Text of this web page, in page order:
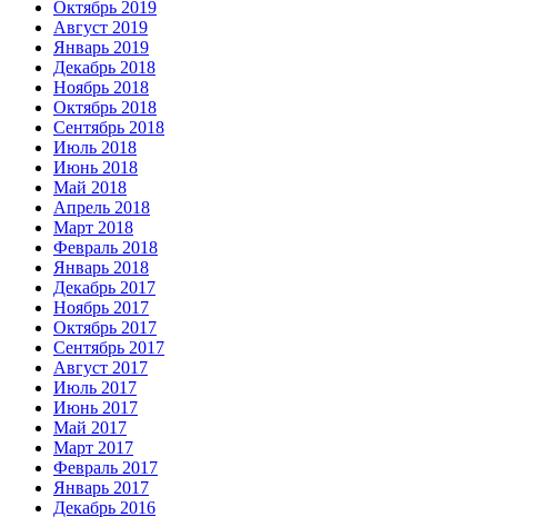
Октябрь 2019
Август 2019
Январь 2019
Декабрь 2018
Ноябрь 2018
Октябрь 2018
Сентябрь 2018
Июль 2018
Июнь 2018
Май 2018
Апрель 2018
Март 2018
Февраль 2018
Январь 2018
Декабрь 2017
Ноябрь 2017
Октябрь 2017
Сентябрь 2017
Август 2017
Июль 2017
Июнь 2017
Май 2017
Март 2017
Февраль 2017
Январь 2017
Декабрь 2016